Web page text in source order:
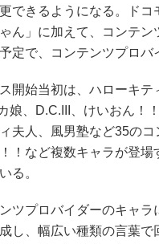
できるようになる。ド
ん」に加えて、コンテ
定で、コンテンツプロバ
開始当初は、ハローキテ
娘、D.C.III、けいおん！
夫人、風男塾など35のコ
！など複数キャラが登
る。
ツプロバイダーのキャラ
し、幅広い種類の言葉